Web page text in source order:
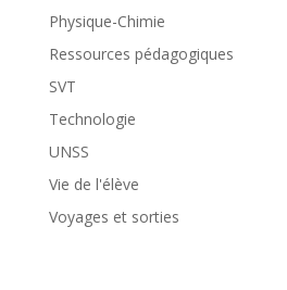
Physique-Chimie
Ressources pédagogiques
SVT
Technologie
UNSS
Vie de l'élève
Voyages et sorties